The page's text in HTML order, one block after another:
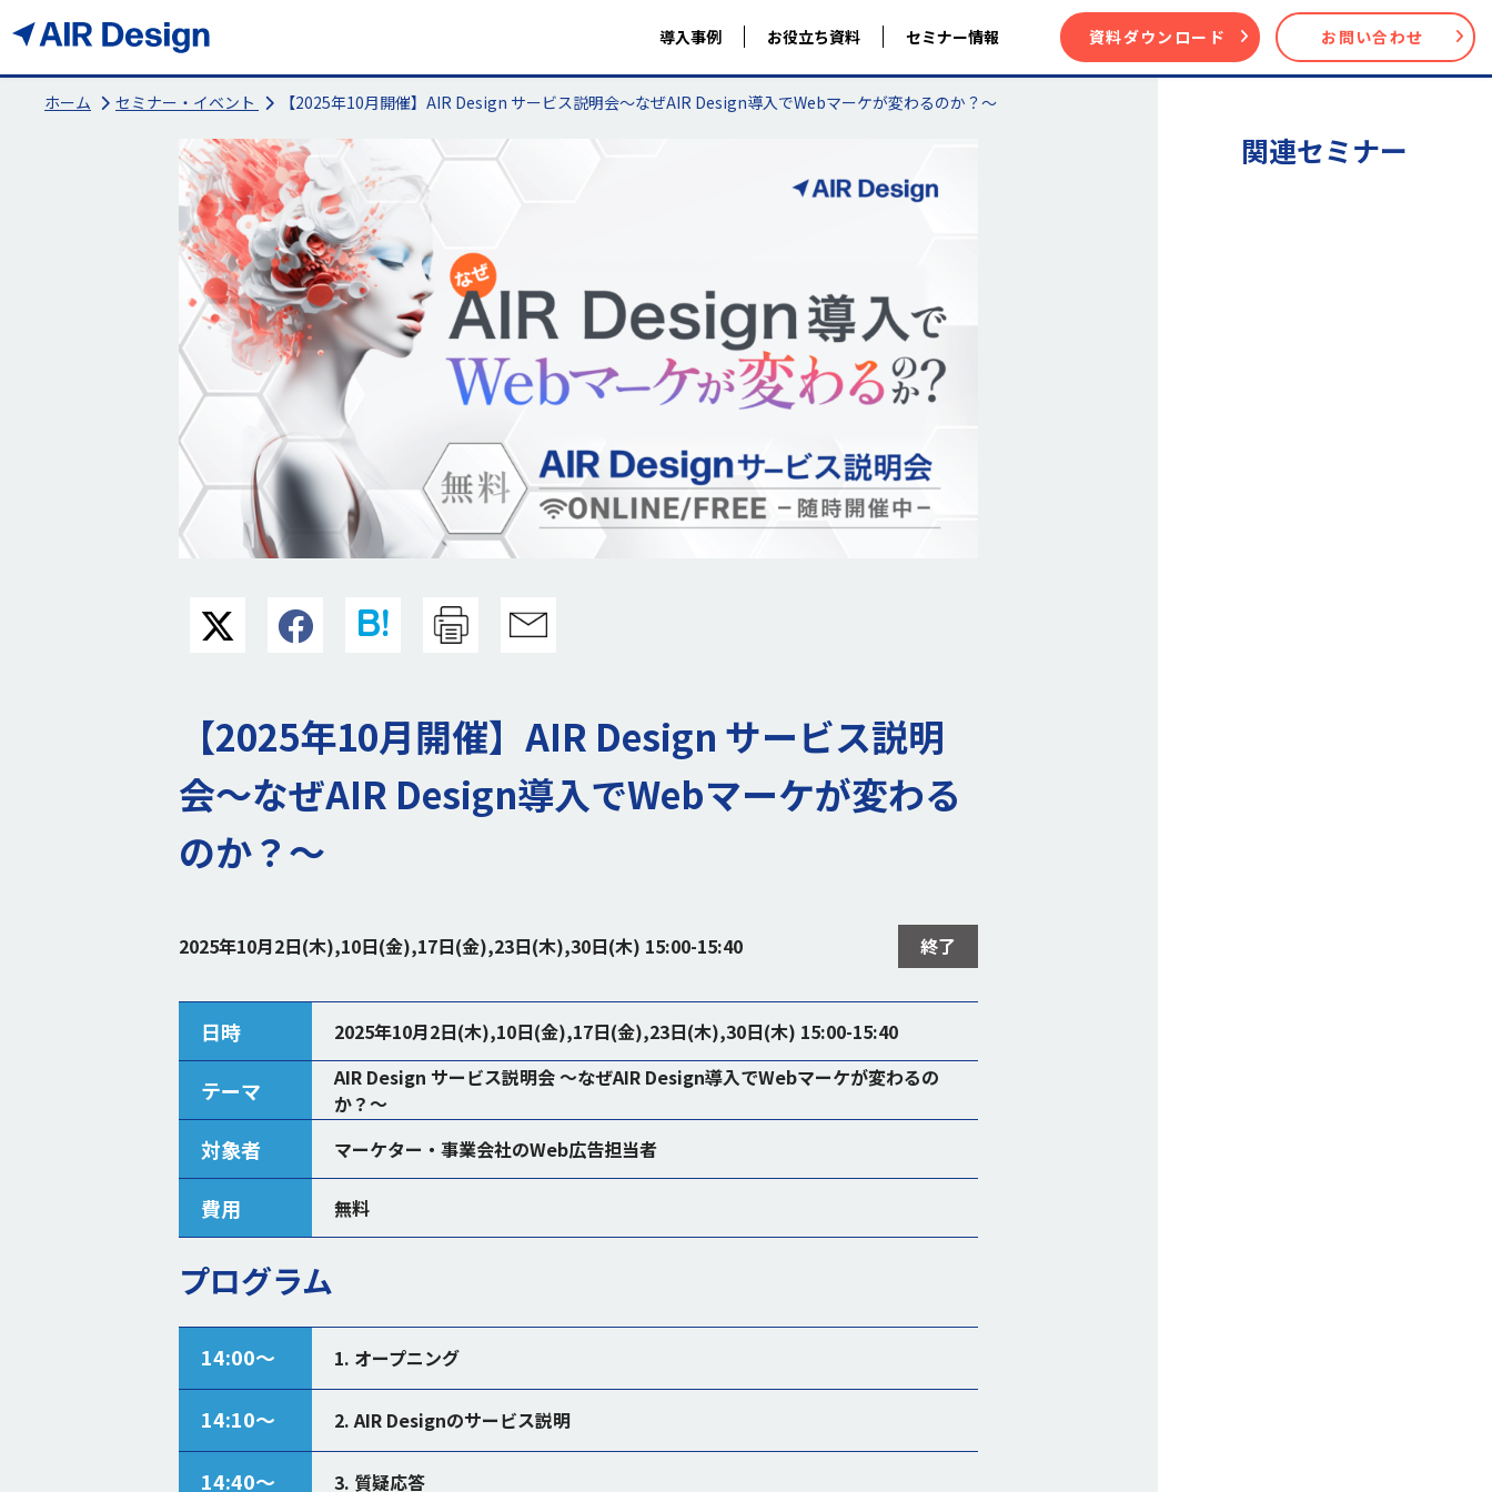
導入事例 お役立ち資料 セミナー情報 資料ダウンロード お問い合わせ
ホーム セミナー・イベント 【2025年10月開催】AIR Design サービス説明会〜なぜAIR Design導入でWebマーケが変わるのか？〜
【2025年10月開催】AIR Design サービス説明
会〜なぜAIR Design導入でWebマーケが変わる
のか？〜
2025年10月2日(木),10日(金),17日(金),23日(木),30日(木) 15:00-15:40 終了
日時 2025年10月2日(木),10日(金),17日(金),23日(木),30日(木) 15:00-15:40
テーマ
AIR Design サービス説明会 〜なぜAIR Design導入でWebマーケが変わるの
か？〜
対象者 マーケター・事業会社のWeb広告担当者
費用 無料
プログラム
14:00〜 1. オープニング
14:10〜 2. AIR Designのサービス説明
14:40〜 3. 質疑応答
関連セミナー